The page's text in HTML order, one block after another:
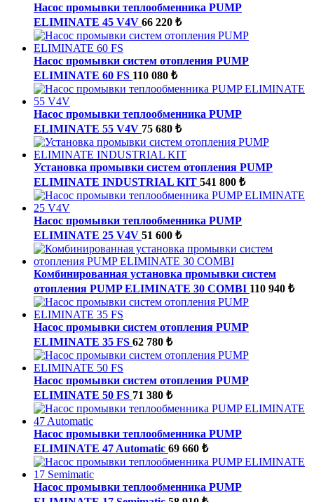
Насос промывки теплообменника PUMP
ELIMINATE 45 V4V 66 220 ₺
Насос промывки систем отопления PUMP
ELIMINATE 60 FS 110 080 ₺
Насос промывки теплообменника PUMP
ELIMINATE 55 V4V 75 680 ₺
Установка промывки систем отопления PUMP
ELIMINATE INDUSTRIAL KIT 541 800 ₺
Насос промывки теплообменника PUMP
ELIMINATE 25 V4V 51 600 ₺
Комбинированная установка промывки систем
отопления PUMP ELIMINATE 30 COMBI 110 940 ₺
Насос промывки систем отопления PUMP
ELIMINATE 35 FS 62 780 ₺
Насос промывки систем отопления PUMP
ELIMINATE 50 FS 71 380 ₺
Насос промывки теплообменника PUMP
ELIMINATE 47 Automatic 69 660 ₺
Насос промывки теплообменника PUMP